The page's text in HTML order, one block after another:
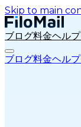
Skip to main
ブログ料金ヘル
ブログ料金ヘル